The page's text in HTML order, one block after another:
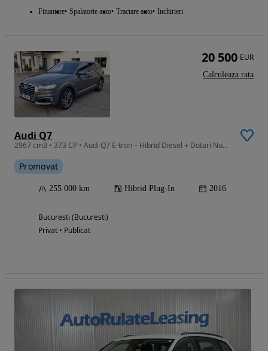
Finantare Spalatorie auto Tractare auto Inchirieri
Audi Q7
2967 cm3 • 373 CP • Audi Q7 E-tron – Hibrid Diesel + Dotari Numeroase
Promovat
255 000 km Hibrid Plug-In 2016
Bucuresti (Bucuresti)
Privat • Publicat
20 500 EUR
Calculeaza rata